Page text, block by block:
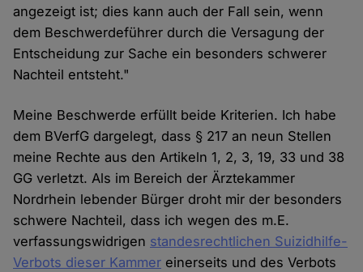
angezeigt ist; dies kann auch der Fall sein, wenn
dem Beschwerdeführer durch die Versagung der
Entscheidung zur Sache ein besonders schwerer
Nachteil entsteht."
Meine Beschwerde erfüllt beide Kriterien. Ich habe
dem BVerfG dargelegt, dass § 217 an neun Stellen
meine Rechte aus den Artikeln 1, 2, 3, 19, 33 und 38
GG verletzt. Als im Bereich der Ärztekammer
Nordrhein lebender Bürger droht mir der besonders
schwere Nachteil, dass ich wegen des m.E.
verfassungswidrigen standesrechtlichen Suizidhilfe-
Verbots dieser Kammer einerseits und des Verbots